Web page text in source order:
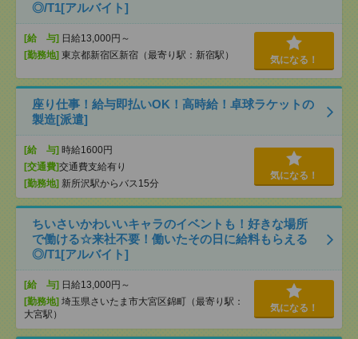
◎/T1[アルバイト]
[給 与] 日給13,000円～
[勤務地] 東京都新宿区新宿（最寄り駅：新宿駅） 気になる！
座り仕事！給与即払いOK！高時給！卓球ラケットの
製造[派遣]
[給 与] 時給1600円
[交通費]交通費支給有り
[勤務地] 新所沢駅からバス15分
気になる！
ちいさいかわいいキャラのイベントも！好きな場所
で働ける☆来社不要！働いたその日に給料もらえる
◎/T1[アルバイト]
[給 与] 日給13,000円～
[勤務地] 埼玉県さいたま市大宮区錦町（最寄り駅：
大宮駅）
気になる！